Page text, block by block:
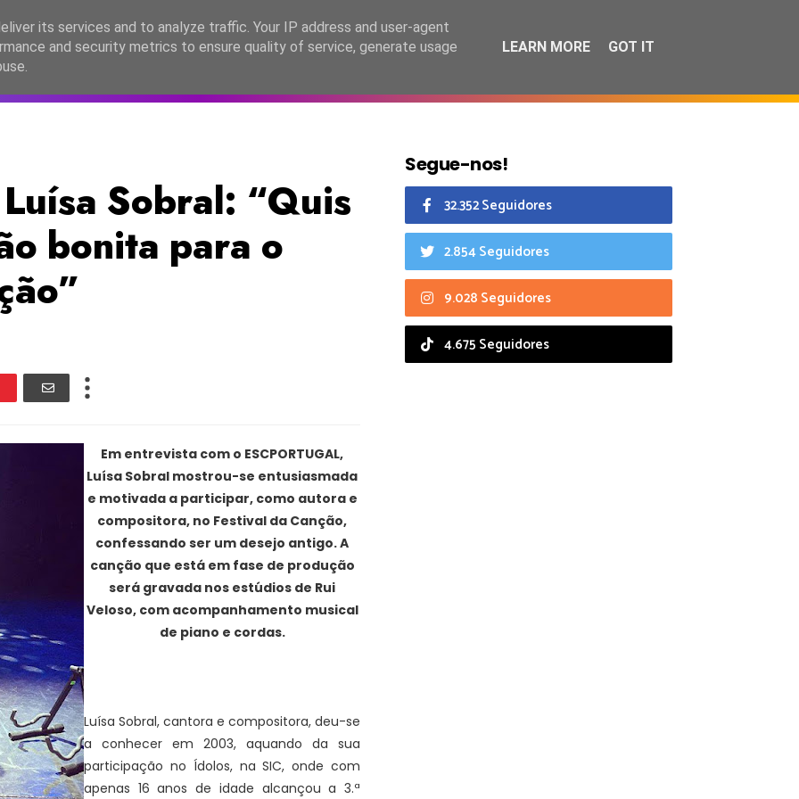
EASC2026 PORTUGAL LANÇAMENTOS ESPECIAIS CALENDÁRIO
Sobral: “Quis
bonita para o
Em entrevista com o ESCPORTUGAL,
Luísa Sobral mostrou-se entusiasmada
e motivada a participar, como autora e
compositora, no Festival da Canção,
confessando ser um desejo antigo. A
canção que está em fase de produção
será gravada nos estúdios de Rui
Veloso, com acompanhamento musical
de piano e cordas.
Luísa Sobral, cantora e compositora, deu-se
a conhecer em 2003, aquando da sua
participação no Ídolos, na SIC, onde com
apenas 16 anos de idade alcançou a 3.ª
Segue-nos!
32.352 Seguidores
2.854 Seguidores
9.028 Seguidores
4.675 Seguidores
its services and to analyze traffic. Your IP address and user-agent
and security metrics to ensure quality of service, generate usage
LEARN MORE GOT IT